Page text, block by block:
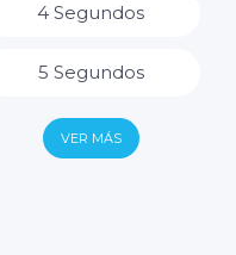
15 Horas
4 Segundos
5 Segundos
6 Segundos
VER MÁS